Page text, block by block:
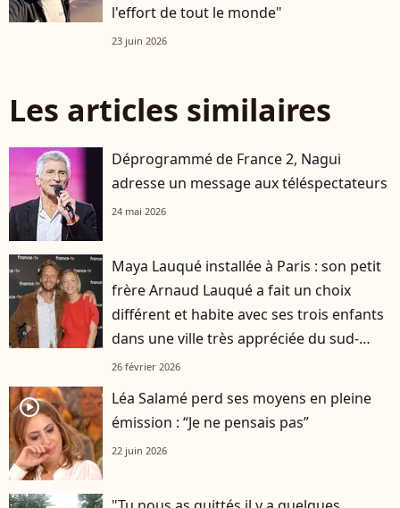
l'effort de tout le monde"
23 juin 2026
Les articles similaires
Déprogrammé de France 2, Nagui
adresse un message aux téléspectateurs
24 mai 2026
Maya Lauqué installée à Paris : son petit
frère Arnaud Lauqué a fait un choix
différent et habite avec ses trois enfants
dans une ville très appréciée du sud-
ouest
26 février 2026
player2
Léa Salamé perd ses moyens en pleine
émission : “Je ne pensais pas”
22 juin 2026